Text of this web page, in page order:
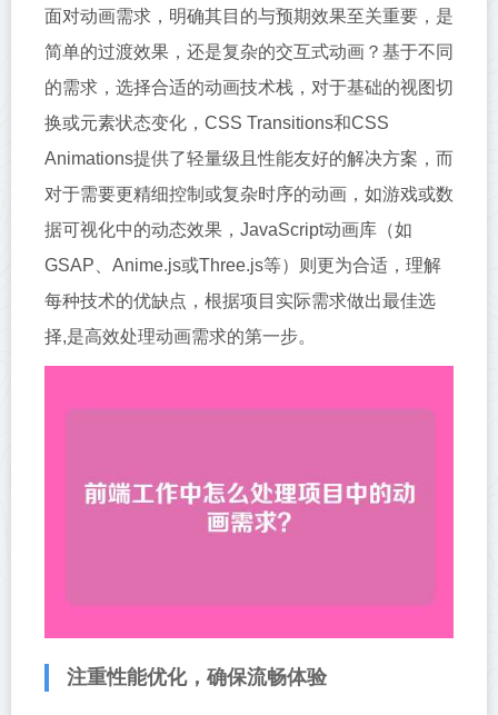
面对动画需求，明确其目的与预期效果至关重要，是
简单的过渡效果，还是复杂的交互式动画？基于不同
的需求，选择合适的动画技术栈，对于基础的视图切
换或元素状态变化，CSS Transitions和CSS
Animations提供了轻量级且性能友好的解决方案，而
对于需要更精细控制或复杂时序的动画，如游戏或数
据可视化中的动态效果，JavaScript动画库（如
GSAP、Anime.js或Three.js等）则更为合适，理解
每种技术的优缺点，根据项目实际需求做出最佳选
择,是高效处理动画需求的第一步。
注重性能优化，确保流畅体验